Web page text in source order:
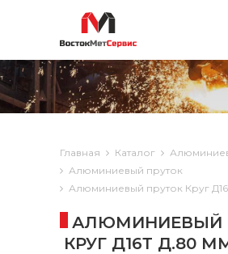
Главная Каталог
Алюминиевый пруток
Алюминиевый пруток Круг
АЛЮМИНИЕВЫЙ
КРУГ Д16Т Д.80